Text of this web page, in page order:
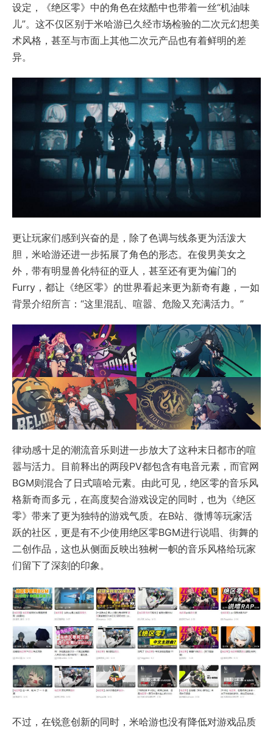
设定，《绝区零》中的角色在炫酷中也带着一丝“机油味
儿”。这不仅区别于米哈游已久经市场检验的二次元幻想美
术风格，甚至与市面上其他二次元产品也有着鲜明的差
异。
更让玩家们感到兴奋的是，除了色调与线条更为活泼大
胆，米哈游还进一步拓展了角色的形态。在俊男美女之
外，带有明显兽化特征的亚人，甚至还有更为偏门的
Furry，都让《绝区零》的世界看起来更为新奇有趣，一如
背景介绍所言：“这里混乱、喧嚣、危险又充满活力。”
律动感十足的潮流音乐则进一步放大了这种末日都市的喧
嚣与活力。目前释出的两段PV都包含有电音元素，而官网
BGM则混合了日式嘻哈元素。由此可见，绝区零的音乐风
格新奇而多元，在高度契合游戏设定的同时，也为《绝区
零》带来了更为独特的游戏气质。在B站、微博等玩家活
跃的社区，更是有不少使用绝区零BGM进行说唱、街舞的
二创作品，这也从侧面反映出独树一帜的音乐风格给玩家
们留下了深刻的印象。
不过，在锐意创新的同时，米哈游也没有降低对游戏品质